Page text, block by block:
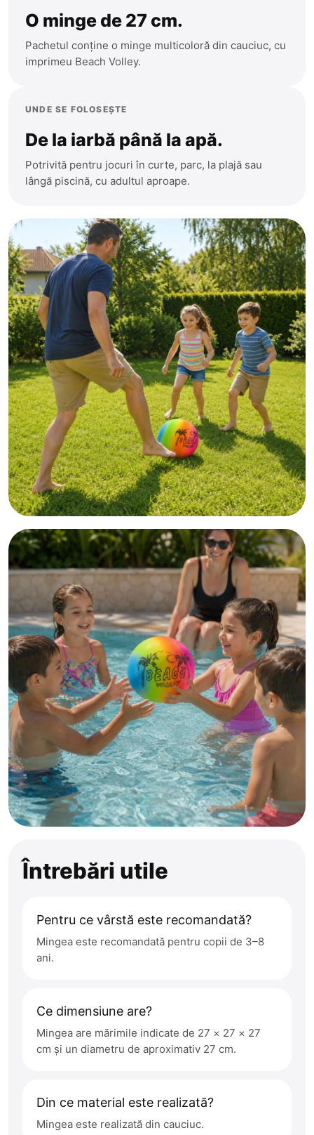
O minge de 27 cm.
Pachetul conține o minge multicoloră din cauciuc, cu
imprimeu Beach Volley.
UNDE SE FOLOSEȘTE
De la iarbă până la apă.
Potrivită pentru jocuri în curte, parc, la plajă sau
lângă piscină, cu adultul aproape.
Întrebări utile
Pentru ce vârstă este recomandată?
Mingea este recomandată pentru copii de 3–8
ani.
Ce dimensiune are?
Mingea are mărimile indicate de 27 × 27 × 27
cm și un diametru de aproximativ 27 cm.
Din ce material este realizată?
Mingea este realizată din cauciuc.